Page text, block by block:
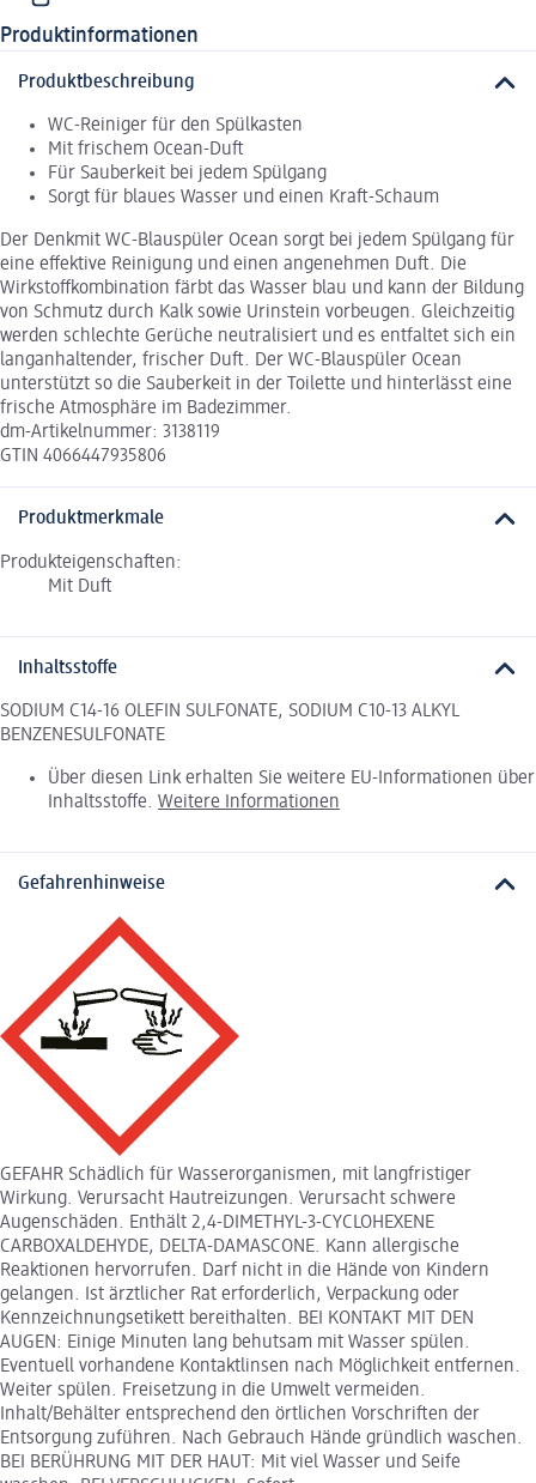
Produktinformationen
Produktbeschreibung
WC-Reiniger für den Spülkasten
Mit frischem Ocean-Duft
Für Sauberkeit bei jedem Spülgang
Sorgt für blaues Wasser und einen Kraft-Schaum
Der Denkmit WC-Blauspüler Ocean sorgt bei jedem Spülgang für
eine effektive Reinigung und einen angenehmen Duft. Die
Wirkstoffkombination färbt das Wasser blau und kann der Bildung
von Schmutz durch Kalk sowie Urinstein vorbeugen. Gleichzeitig
werden schlechte Gerüche neutralisiert und es entfaltet sich ein
langanhaltender, frischer Duft. Der WC-Blauspüler Ocean
unterstützt so die Sauberkeit in der Toilette und hinterlässt eine
frische Atmosphäre im Badezimmer.
dm-Artikelnummer: 3138119
GTIN 4066447935806
Produktmerkmale
Produkteigenschaften:
Mit Duft
Inhaltsstoffe
SODIUM C14-16 OLEFIN SULFONATE, SODIUM C10-13 ALKYL
BENZENESULFONATE
Über diesen Link erhalten Sie weitere EU-Informationen über
Inhaltsstoffe. Weitere Informationen
Gefahrenhinweise
GEFAHR Schädlich für Wasserorganismen, mit langfristiger
Wirkung. Verursacht Hautreizungen. Verursacht schwere
Augenschäden. Enthält 2,4-DIMETHYL-3-CYCLOHEXENE
CARBOXALDEHYDE, DELTA-DAMASCONE. Kann allergische
Reaktionen hervorrufen. Darf nicht in die Hände von Kindern
gelangen. Ist ärztlicher Rat erforderlich, Verpackung oder
Kennzeichnungsetikett bereithalten. BEI KONTAKT MIT DEN
AUGEN: Einige Minuten lang behutsam mit Wasser spülen.
Eventuell vorhandene Kontaktlinsen nach Möglichkeit entfernen.
Weiter spülen. Freisetzung in die Umwelt vermeiden.
Inhalt/Behälter entsprechend den örtlichen Vorschriften der
Entsorgung zuführen. Nach Gebrauch Hände gründlich waschen.
BEI BERÜHRUNG MIT DER HAUT: Mit viel Wasser und Seife